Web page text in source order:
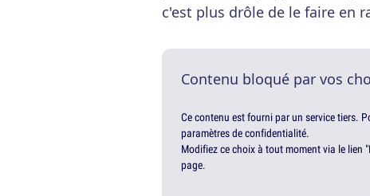
c'est plus drôle de le faire en
Contenu bloqué par vos
Ce contenu est fourni par un service tiers.
paramètres de confidentialité.
Modifiez ce choix à tout moment via le lien
page.